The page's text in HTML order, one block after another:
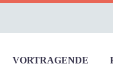
VORTRAGENDE